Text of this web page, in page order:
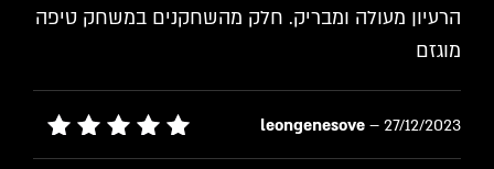
מתוך 5
הרעיון מעולה ומבריק. חלק מהשחקנים במשחק טיפה
מוגזם
דורג5
leongenesove – 27/12/2023